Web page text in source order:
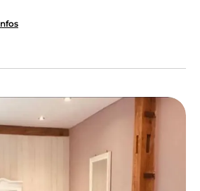
bei Im‘s Hair. Wir freuen uns, dass
Studio willkommen zu heißen.
Friseur & Haare,
Frauenhaarschnitt, Balayage